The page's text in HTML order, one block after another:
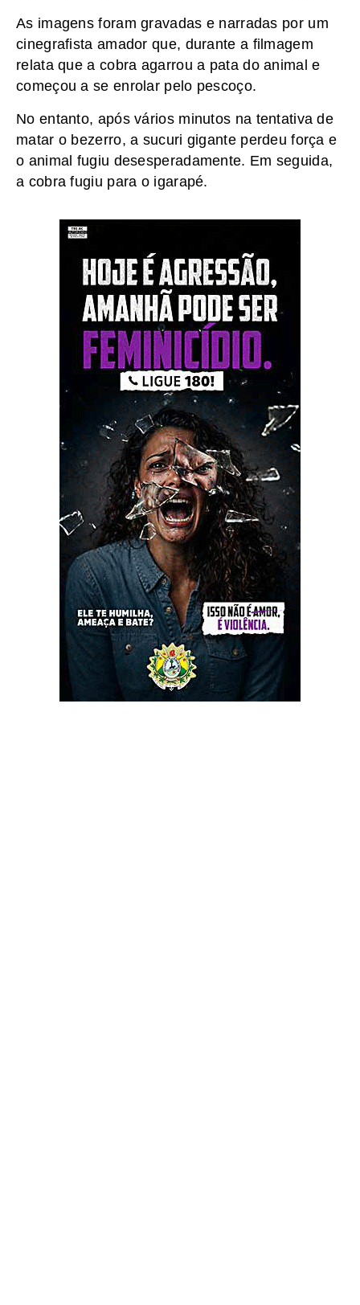
As imagens foram gravadas e narradas por um
cinegrafista amador que, durante a filmagem
relata que a cobra agarrou a pata do animal e
começou a se enrolar pelo pescoço.
No entanto, após vários minutos na tentativa de
matar o bezerro, a sucuri gigante perdeu força e
o animal fugiu desesperadamente. Em seguida,
a cobra fugiu para o igarapé.